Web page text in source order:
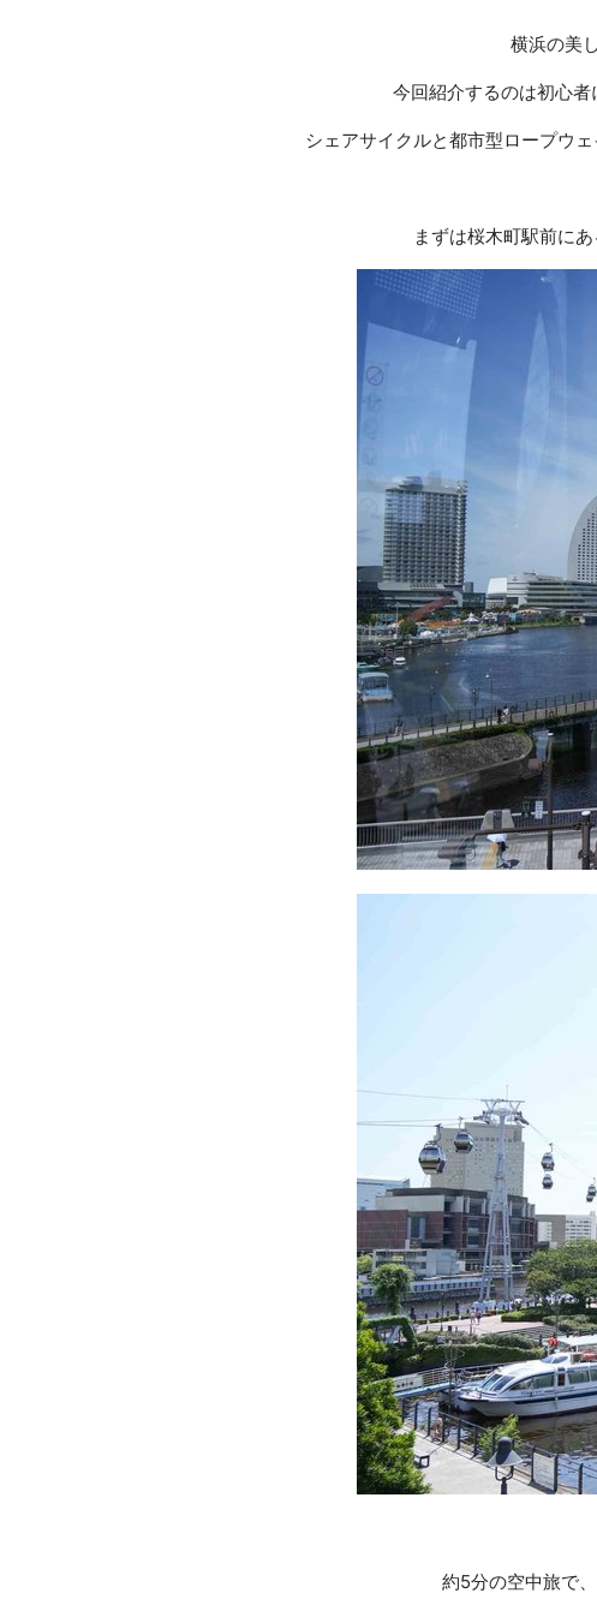
横浜の美
今回紹介するのは初心者
シェアサイクルと都市型ロープウ
まずは桜木町駅前に
約5分の空中旅で